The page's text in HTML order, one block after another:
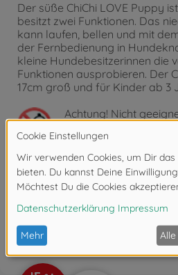
Der süße ChiChi LOVE Puppy
besitzt zwei Funktionen. Das
kann laufen, bellen und mit
der Fernbedienung in
kleine Hundebesitzerinnen die
Funktionen ausprobieren. Der
17cm groß und für Kinder ab 3
Achtung! Nicht
Bewertungen (3)
FAQ